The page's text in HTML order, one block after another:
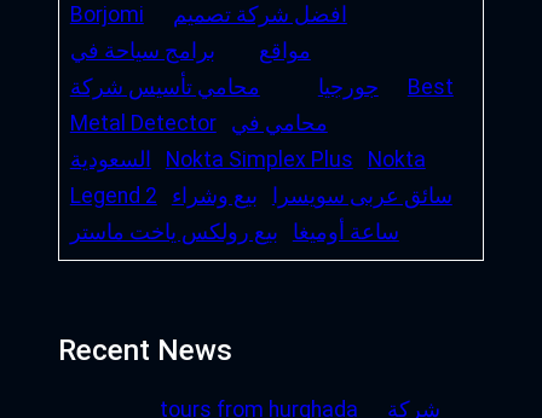
Borjomi
افضل شركة تصميم
مواقع
برامج سياحة في
جورجيا
محامي تأسيس شركة
Best
Metal Detector
محامي في
السعودية
Nokta Simplex Plus
Nokta
Legend 2
سائق عربى سويسرا
بيع وشراء
ساعة أوميغا
بيع رولكس ياخت ماستر
Recent News
tours from hurghada
شركة